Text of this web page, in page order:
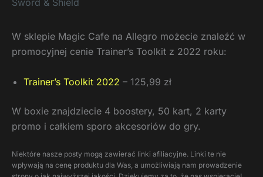
Sword & Shield
W sklepie Magic Cafe na Allegro możecie znaleźć w
promocyjnej cenie Trainer’s Toolkit z 2022 roku:
Trainer’s Toolkit 2022 – 125,99 zł
W boxie znajdziecie 4 boostery, 50 kart, 2 karty
promo i całkiem sporo akcesoriów do gry.
Niektóre nasze posty mogą zawierać linki afiliacyjne. Linki te nie
wpływają na cenę produktu dla Was, a umożliwiają nam prowadzenie